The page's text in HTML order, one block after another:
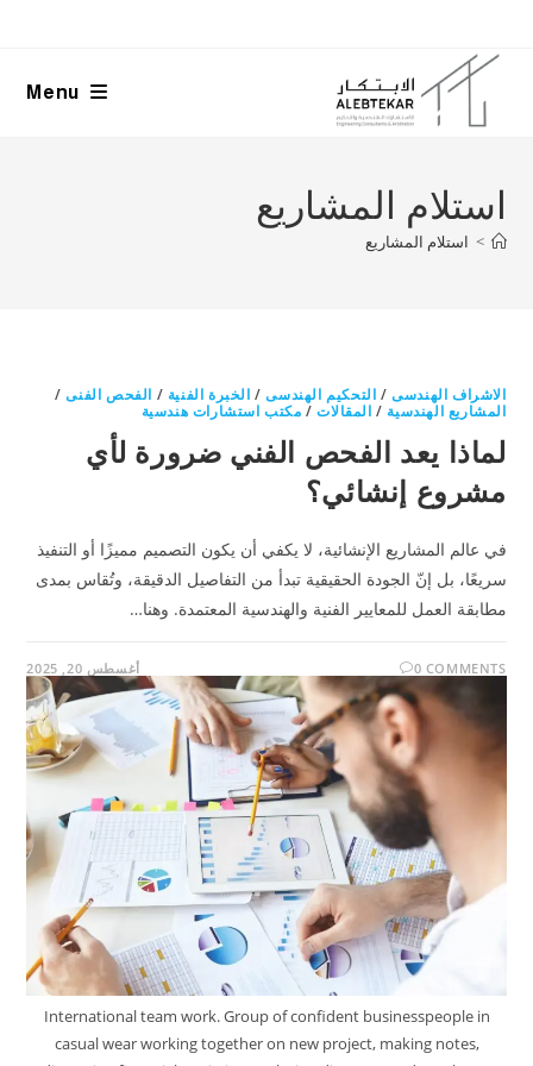
content
Menu
استلام المشاريع
> استلام المشاريع
الاشراف الهندسى/ التحكيم الهندسى/ الخبرة الفنية / الفحص الفنى/
المشاريع الهندسية / المقالات/ مكتب استشارات هندسية
لماذا يعد الفحص الفني ضرورة لأي
مشروع إنشائي؟
في عالم المشاريع الإنشائية، لا يكفي أن يكون التصميم مميزًا أو التنفيذ
سريعًا، بل إنّ الجودة الحقيقية تبدأ من التفاصيل الدقيقة، وتُقاس بمدى
مطابقة العمل للمعايير الفنية والهندسية المعتمدة. وهنا…
0 COMMENTS أغسطس 20, 2025
International team work. Group of confident businesspeople in
casual wear working together on new project, making notes,